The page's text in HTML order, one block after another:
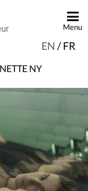
EN /FR
Menu
NY